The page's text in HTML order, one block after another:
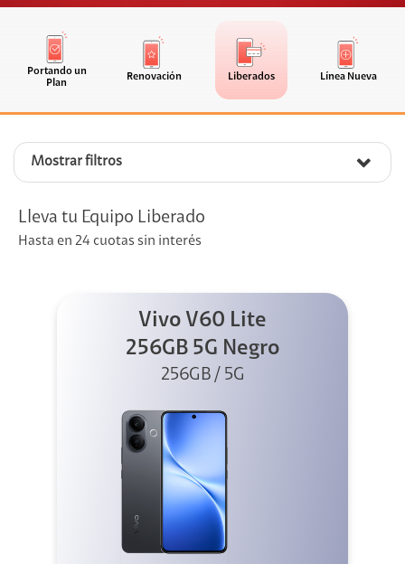
Portando un
Plan
Renovación Liberados Línea Nueva
Mostrar filtros
Lleva tu Equipo Liberado
Hasta en 24 cuotas sin interés
Vivo V60 Lite
256GB 5G Negro
256GB / 5G